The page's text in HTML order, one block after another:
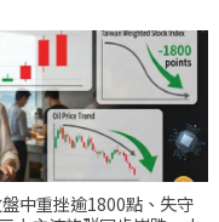
中重挫逾1800點、失守